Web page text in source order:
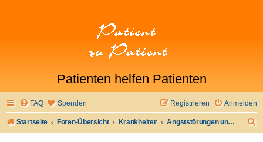
Patienten helfen Patienten
FAQ Spenden Anmelden
Registrieren
Startseite Foren-Übersicht Krankheiten Angststörungen und Panikattacken